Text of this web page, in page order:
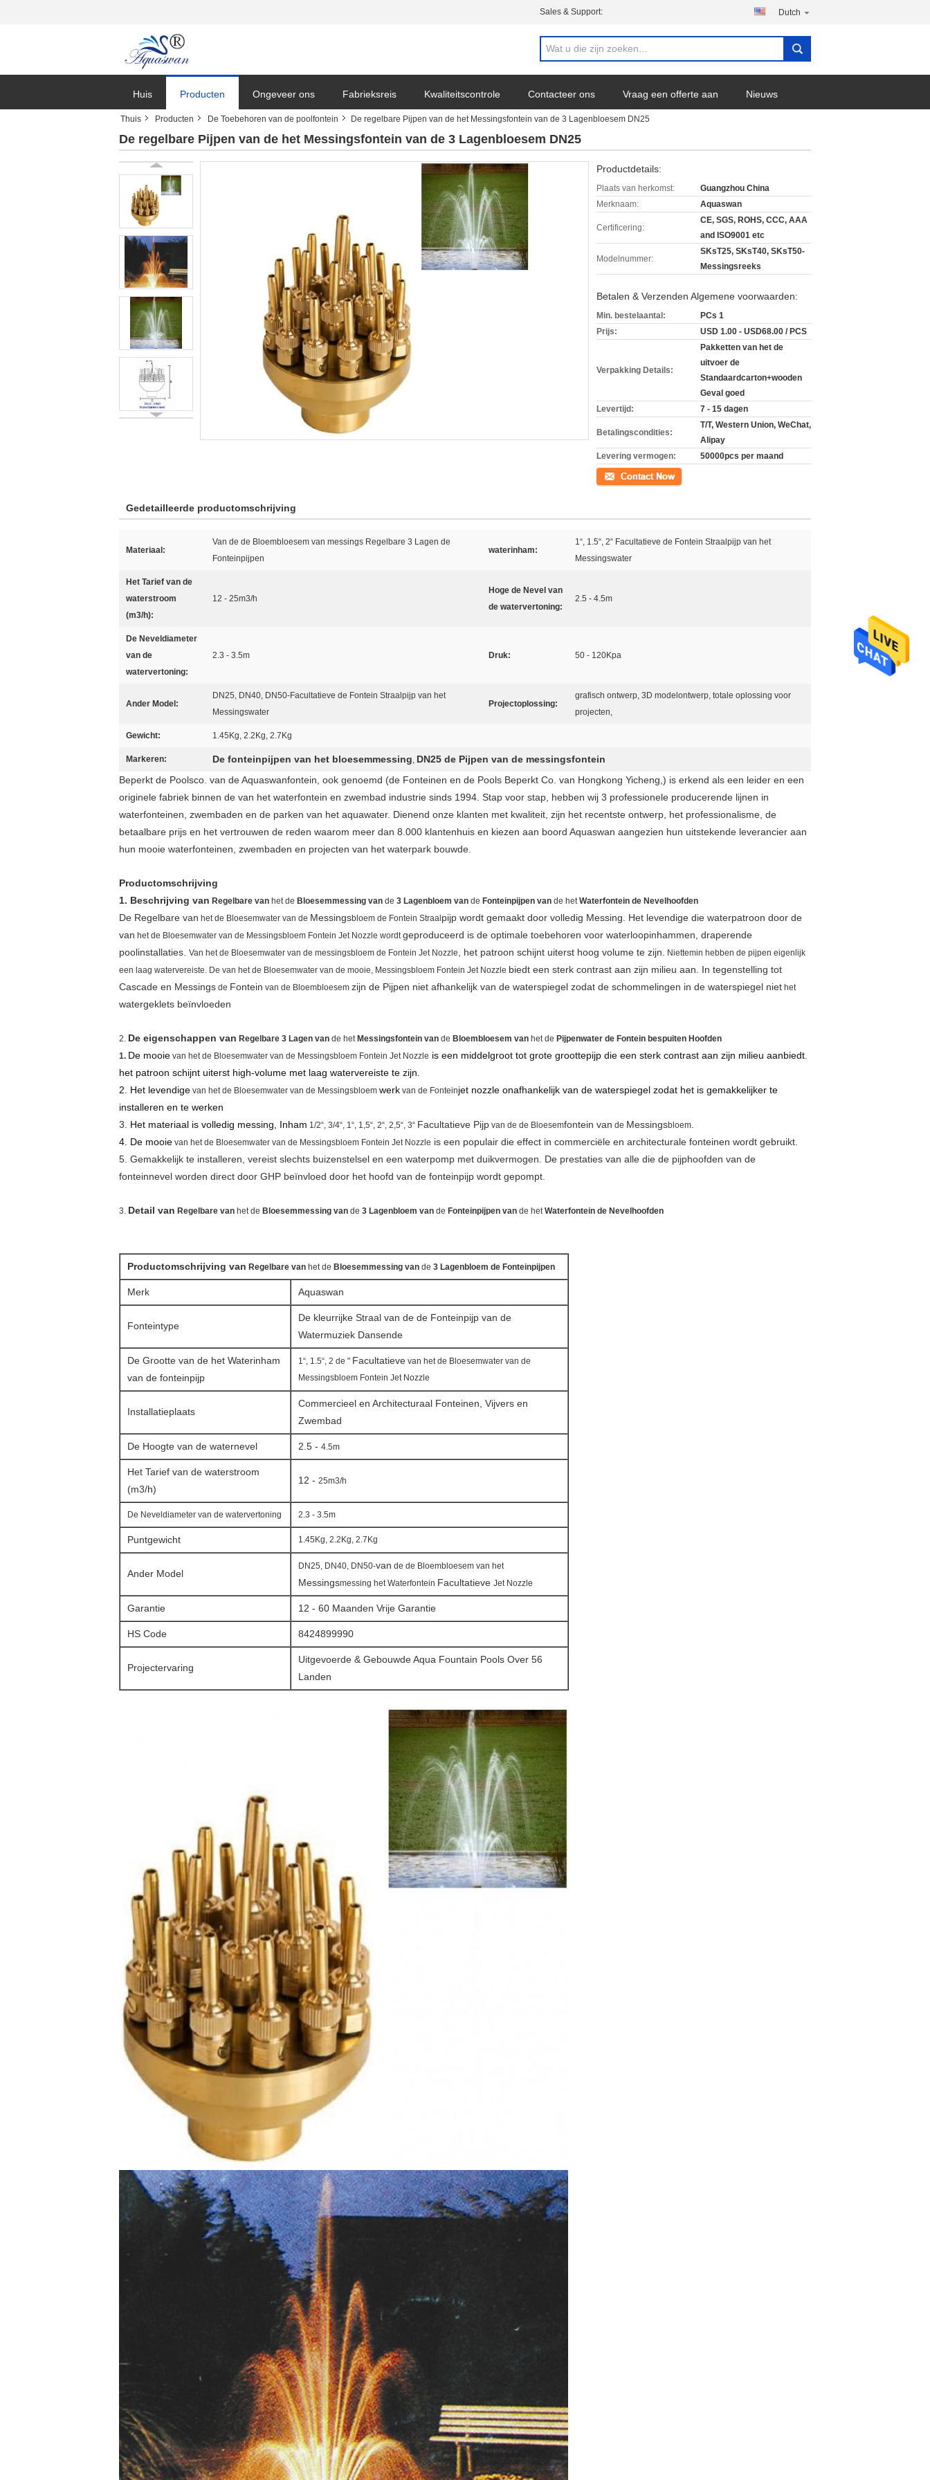
Sales & Support: Dutch
Huis Producten Ongeveer ons Fabrieksreis Kwaliteitscontrole Contacteer ons Vraag een offerte aan Nieuws
Thuis Producten De Toebehoren van de poolfontein De regelbare Pijpen van de het Messingsfontein van de 3 Lagenbloesem DN25
De regelbare Pijpen van de het Messingsfontein van de 3 Lagenbloesem DN25
Productdetails:
Plaats van herkomst:
Guangzhou China
Merknaam:
Aquaswan
Certificering:
CE, SGS, ROHS, CCC, AAA
and ISO9001 etc
Modelnummer:
SKsT25, SKsT40, SKsT50-
Messingsreeks
Betalen & Verzenden Algemene voorwaarden:
Min. bestelaantal:
PCs 1
Prijs:
USD 1.00 - USD68.00 / PCS
Verpakking Details:
Pakketten van het de
uitvoer de
Standaardcarton+wooden
Geval goed
Levertijd:
7 - 15 dagen
Betalingscondities:
T/T, Western Union, WeChat,
Alipay
Levering vermogen:
50000pcs per maand
Contact
Gedetailleerde productomschrijving
Materiaal:
Van de de Bloembloesem van messings Regelbare 3 Lagen de
Fonteinpijpen
waterinham:
1“, 1.5“, 2“ Facultatieve de Fontein Straalpijp van het
Messingswater
Het Tarief van de
waterstroom
(m3/h):
12 - 25m3/h
Hoge de Nevel van
de watervertoning:
2.5 - 4.5m
De Neveldiameter
van de
watervertoning:
2.3 - 3.5m Druk: 50 - 120Kpa
Ander Model:
DN25, DN40, DN50-Facultatieve de Fontein Straalpijp van het
Messingswater
Projectoplossing:
grafisch ontwerp, 3D modelontwerp, totale oplossing voor
projecten,
Gewicht: 1.45Kg, 2.2Kg, 2.7Kg
Markeren: De fonteinpijpen van het bloesemmessing, DN25 de Pijpen van de messingsfontein
Beperkt de Poolsco. van de Aquaswanfontein, ook genoemd (de Fonteinen en de Pools Beperkt Co. van Hongkong Yicheng,) is erkend als een leider en een
originele fabriek binnen de van het waterfontein en zwembad industrie sinds 1994. Stap voor stap, hebben wij 3 professionele producerende lijnen in
waterfonteinen, zwembaden en de parken van het aquawater. Dienend onze klanten met kwaliteit, zijn het recentste ontwerp, het professionalisme, de
betaalbare prijs en het vertrouwen de reden waarom meer dan 8.000 klantenhuis en kiezen aan boord Aquaswan aangezien hun uitstekende leverancier aan
hun mooie waterfonteinen, zwembaden en projecten van het waterpark bouwde.
Productomschrijving
1. Beschrijving van Regelbare van het de Bloesemmessing van de 3 Lagenbloem van de Fonteinpijpen van de hetWaterfontein de Nevelhoofden
De Regelbare van het de Bloesemwater van de Messingsbloem de Fontein Straal pijp wordt gemaakt door volledig Messing. Het levendige die waterpatroon door de
van het de Bloesemwater van de Messingsbloem Fontein Jet Nozzle wordt geproduceerd is de optimale toebehoren voor waterloopinhammen, draperende
poolinstallaties. Van het de Bloesemwater van de messingsbloem de Fontein Jet Nozzle , het patroon schijnt uiterst hoog volume te zijn.
Niettemin hebben de pijpen eigenlijk
een laag watervereiste. De van het de Bloesemwater van de mooie, Messingsbloem Fontein Jet Nozzle biedt een sterk contrast aan zijn milieu aan. In tegenstelling tot
Cascade en Messings de Fontein van de Bloembloesem zijn de Pijpen niet afhankelijk van de waterspiegel zodat de schommelingen in de waterspiegel niet het
watergeklets beïnvloeden
2. De eigenschappen van Regelbare 3 Lagen van de het Messingsfontein van de Bloembloesem van het de Pijpenwater de Fontein bespuiten Hoofden
1. De mooie van het de Bloesemwater van de Messingsbloem Fontein Jet Nozzle is een middelgroot tot grote groottepijp die een sterk contrast aan zijn milieu aanbiedt.
het patroon schijnt uiterst high-volume met laag watervereiste te zijn.
2. Het levendige van het de Bloesemwater van de Messingsbloem werk van de Fonteinjet nozzle onafhankelijk van de waterspiegel zodat het is gemakkelijker te
installeren en te werken
3. Het materiaal is volledig messing, Inham 1/2“, 3/4“, 1“, 1,5“, 2“, 2,5“, 3“ Facultatieve Pijp van de de Bloesemfontein van de Messingsbloem
4. De mooie van het de Bloesemwater van de Messingsbloem Fontein Jet Nozzle is een populair die effect in commerciële en architecturale fonteinen wordt gebruikt.
5. Gemakkelijk te installeren, vereist slechts buizenstelsel en een waterpomp met duikvermogen. De prestaties van alle die de pijphoofden van de
fonteinnevel worden direct door GHP beïnvloed door het hoofd van de fonteinpijp wordt gepompt.
3. Detail van Regelbare van het de Bloesemmessing van de 3 Lagenbloem van de Fonteinpijpen van de hetWaterfontein de Nevelhoofden
Productomschrijving van Regelbare van het de Bloesemmessing van de 3 Lagenbloem de Fonteinpijpen
Merk Aquaswan
Fonteintype
De kleurrijke Straal van de de Fonteinpijp van de
Watermuziek Dansende
De Grootte van de het Waterinham
van de fonteinpijp
1“, 1.5“, 2 de " Facultatieve van het de Bloesemwater van de
Messingsbloem Fontein Jet Nozzle
Installatieplaats
Commercieel en Architecturaal Fonteinen, Vijvers en
Zwembad
De Hoogte van de waternevel 2.5 - 4.5m
Het Tarief van de waterstroom
(m3/h)
12 - 25m3/h
De Neveldiameter van de watervertoning 2.3 - 3.5m
Puntgewicht 1.45Kg, 2.2Kg, 2.7Kg
Ander Model
DN25, DN40, DN50-van de de Bloembloesem van het
Messingsmessing het Waterfontein Facultatieve Jet Nozzle
Garantie 12 - 60 Maanden Vrije Garantie
HS Code 8424899990
Projectervaring
Uitgevoerde & Gebouwde Aqua Fountain Pools Over 56
Landen